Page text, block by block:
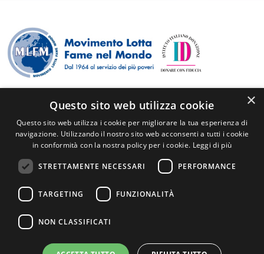
P.I./C.F. 84511630158
info@mlfm.it
+39 0371420766
Via Togliatti, 18 - 26900 Lodi
Scrivici su WhatsApp
×
Questo sito web utilizza cookie
Questo sito web utilizza i cookie per migliorare la tua esperienza di
navigazione. Utilizzando il nostro sito web acconsenti a tutti i cookie
in conformità con la nostra policy per i cookie. Leggi di più
STRETTAMENTE NECESSARI PERFORMANCE
TARGETING FUNZIONALITÀ
NON CLASSIFICATI